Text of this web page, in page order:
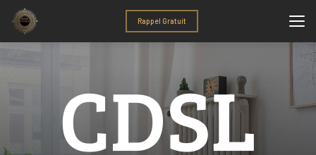
contenu
Rappel Gratuit